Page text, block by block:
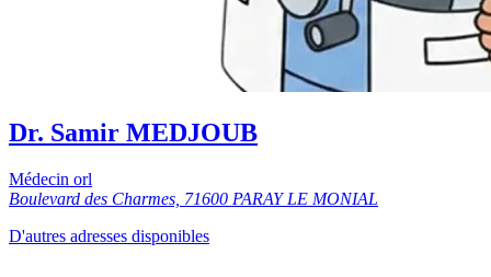
Dr. Samir MEDJOUB
Médecin orl
Boulevard des Charmes, 71600 PARAY LE MONIAL
D'autres adresses disponibles